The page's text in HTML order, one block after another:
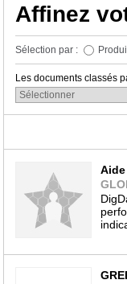
Affinez
Sélection par :
Les documents classés